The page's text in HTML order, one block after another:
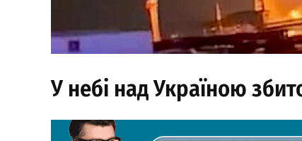
У небі над Україною